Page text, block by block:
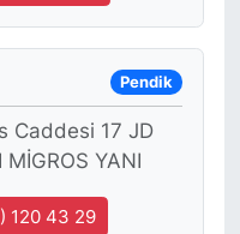
Pendik
Caddesi 17 JD
YANI
120 43 29